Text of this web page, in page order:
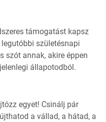
támogatást kapsz
születésnapi
szót annak, akire éppen
állapotodból.
egyet! Csinálj pár
a vállad, a hátad, a